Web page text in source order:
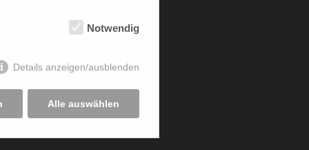
Notwendig
Details anzeigen/ausblenden
Alle auswählen